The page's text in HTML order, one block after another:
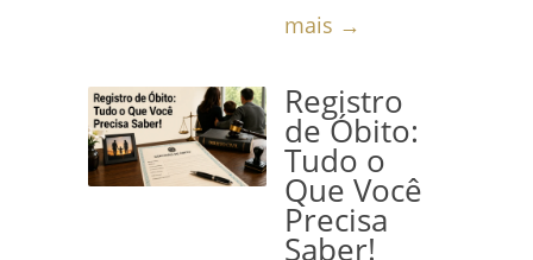
mais →
Registro
de Óbito:
Tudo o
Que Você
Precisa
Saber!